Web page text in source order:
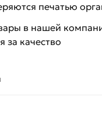
печатью
в нашей
за качество